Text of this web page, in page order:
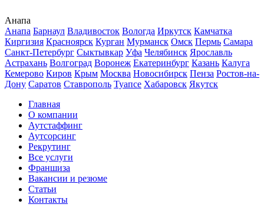
Анапа
Анапа Барнаул Владивосток Вологда Иркутск Камчатка
Киргизия Красноярск Курган Мурманск Омск Пермь Самара
Санкт-Петербург Сыктывкар Уфа Челябинск Ярославль
Астрахань Волгоград Воронеж Екатеринбург Казань Калуга
Кемерово Киров Крым Москва Новосибирск Пенза Ростов-на-
Дону Саратов Ставрополь Туапсе Хабаровск Якутск
Главная
О компании
Аутстаффинг
Аутсорсинг
Рекрутинг
Все услуги
Франшиза
Вакансии и резюме
Статьи
Контакты